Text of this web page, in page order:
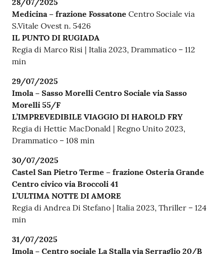
28/07/2025
Medicina – frazione Fossatone Centro Sociale via
S.Vitale Ovest n. 5426
IL PUNTO DI RUGIADA
Regia di Marco Risi | Italia 2023, Drammatico – 112
min
29/07/2025
Imola – Sasso Morelli Centro Sociale via Sasso
Morelli 55/F
L’IMPREVEDIBILE VIAGGIO DI HAROLD FRY
Regia di Hettie MacDonald | Regno Unito 2023,
Drammatico – 108 min
30/07/2025
Castel San Pietro Terme – frazione Osteria Grande
Centro civico via Broccoli 41
L’ULTIMA NOTTE DI AMORE
Regia di Andrea Di Stefano | Italia 2023, Thriller – 124
min
31/07/2025
Imola – Centro sociale La Stalla via Serraglio 20/B